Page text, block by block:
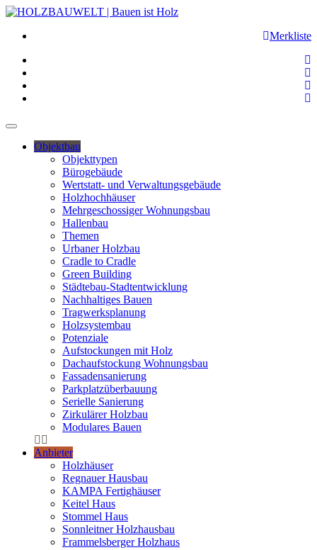
Merkliste
Objektbau
Objekttypen
Bürogebäude
Wertstatt- und Verwaltungsgebäude
Holzhochhäuser
Mehrgeschossiger Wohnungsbau
Hallenbau
Themen
Urbaner Holzbau
Cradle to Cradle
Green Building
Städtebau-Stadtentwicklung
Nachhaltiges Bauen
Tragwerksplanung
Holzsystembau
Potenziale
Aufstockungen mit Holz
Dachaufstockung Wohnungsbau
Fassadensanierung
Parkplatzüberbauung
Serielle Sanierung
Zirkulärer Holzbau
Modulares Bauen
Anbieter
Holzhäuser
Regnauer Hausbau
KAMPA Fertighäuser
Keitel Haus
Stommel Haus
Sonnleitner Holzhausbau
Frammelsberger Holzhaus